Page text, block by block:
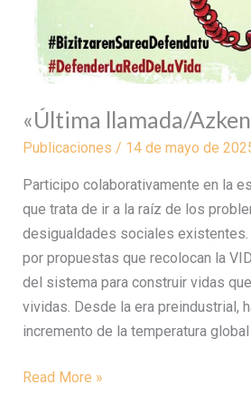
«Última llamada/
Publicaciones / 14 de mayo de
Participo colaborativamente en la
que trata de ir a la raíz de los
desigualdades sociales existentes.
por propuestas que recolocan la
del sistema para construir vidas
vividas. Desde la era preindustrial,
incremento de la temperatura
Read More »